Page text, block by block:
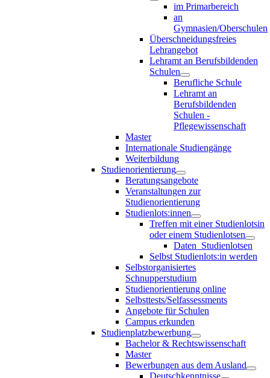
im Primarbereich
an
Gymnasien/Oberschulen
Überschneidungsfreies
Lehrangebot
Lehramt an Berufsbildenden
Schulen
Berufliche Schule
Lehramt an
Berufsbildenden
Schulen -
Pflegewissenschaft
Master
Internationale Studiengänge
Weiterbildung
Studienorientierung
Beratungsangebote
Veranstaltungen zur
Studienorientierung
Studienlots:innen
Treffen mit einer Studienlotsin
oder einem Studienlotsen
Daten_Studienlotsen
Selbst Studienlots:in werden
Selbstorganisiertes
Schnupperstudium
Studienorientierung online
Selbsttests/Selfassessments
Angebote für Schulen
Campus erkunden
Studienplatzbewerbung
Bachelor & Rechtswissenschaft
Master
Bewerbungen aus dem Ausland
Deutschkenntnisse